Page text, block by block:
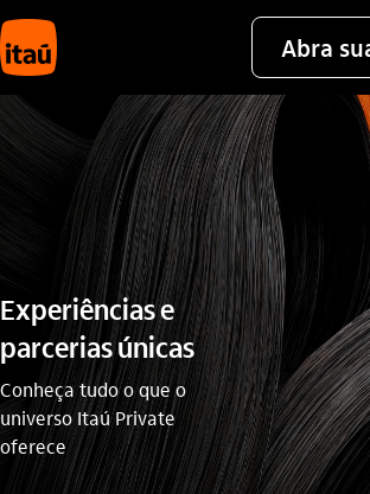
Abra
Experiências e
parcerias únicas
Conheça tudo o que o
universo Itaú Private
oferece